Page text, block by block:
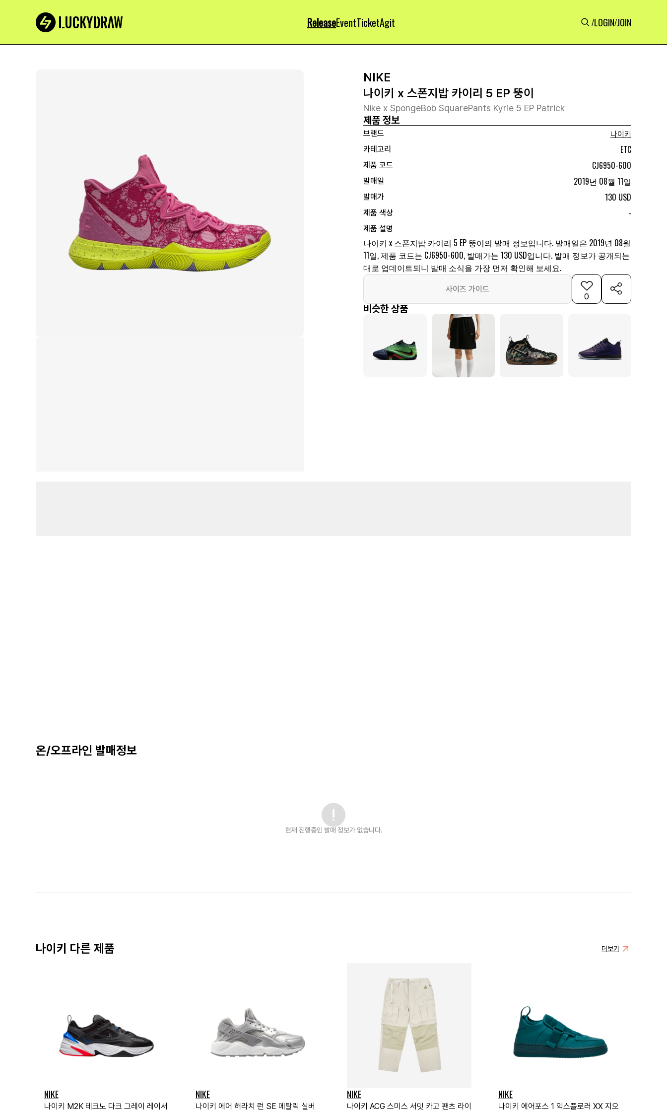
ReleaseEventTicketAgit /LOGIN/JOIN
NIKE
나이키 x 스폰지밥 카이리 5 EP 뚱이
Nike x SpongeBob SquarePants Kyrie 5 EP Patrick
제품 정보
브랜드
나이키
카테고리
ETC
제품 코드 CJ6950-600
발매일 2019년 08월 11일
발매가 130 USD
제품 색상 -
제품 설명
나이키 x 스폰지밥 카이리 5 EP 뚱이의 발매 정보입니다. 발매일은 2019년 08월
11일, 제품 코드는 CJ6950-600, 발매가는 130 USD입니다. 발매 정보가 공개되는
대로 업데이트되니 발매 소식을 가장 먼저 확인해 보세요.
사이즈 가이드
0
비슷한 상품
온/오프라인 발매정보
현재 진행중인 발매 정보가 없습니다.
나이키 다른 제품 더보기
NIKE
나이키 M2K 테크노 다크 그레이 레이서
NIKE
나이키 에어 허라치 런 SE 메탈릭 실버
NIKE
나이키 ACG 스미스 서밋 카고 팬츠 라이
NIKE
나이키 에어포스 1 익스플로러 XX 지오